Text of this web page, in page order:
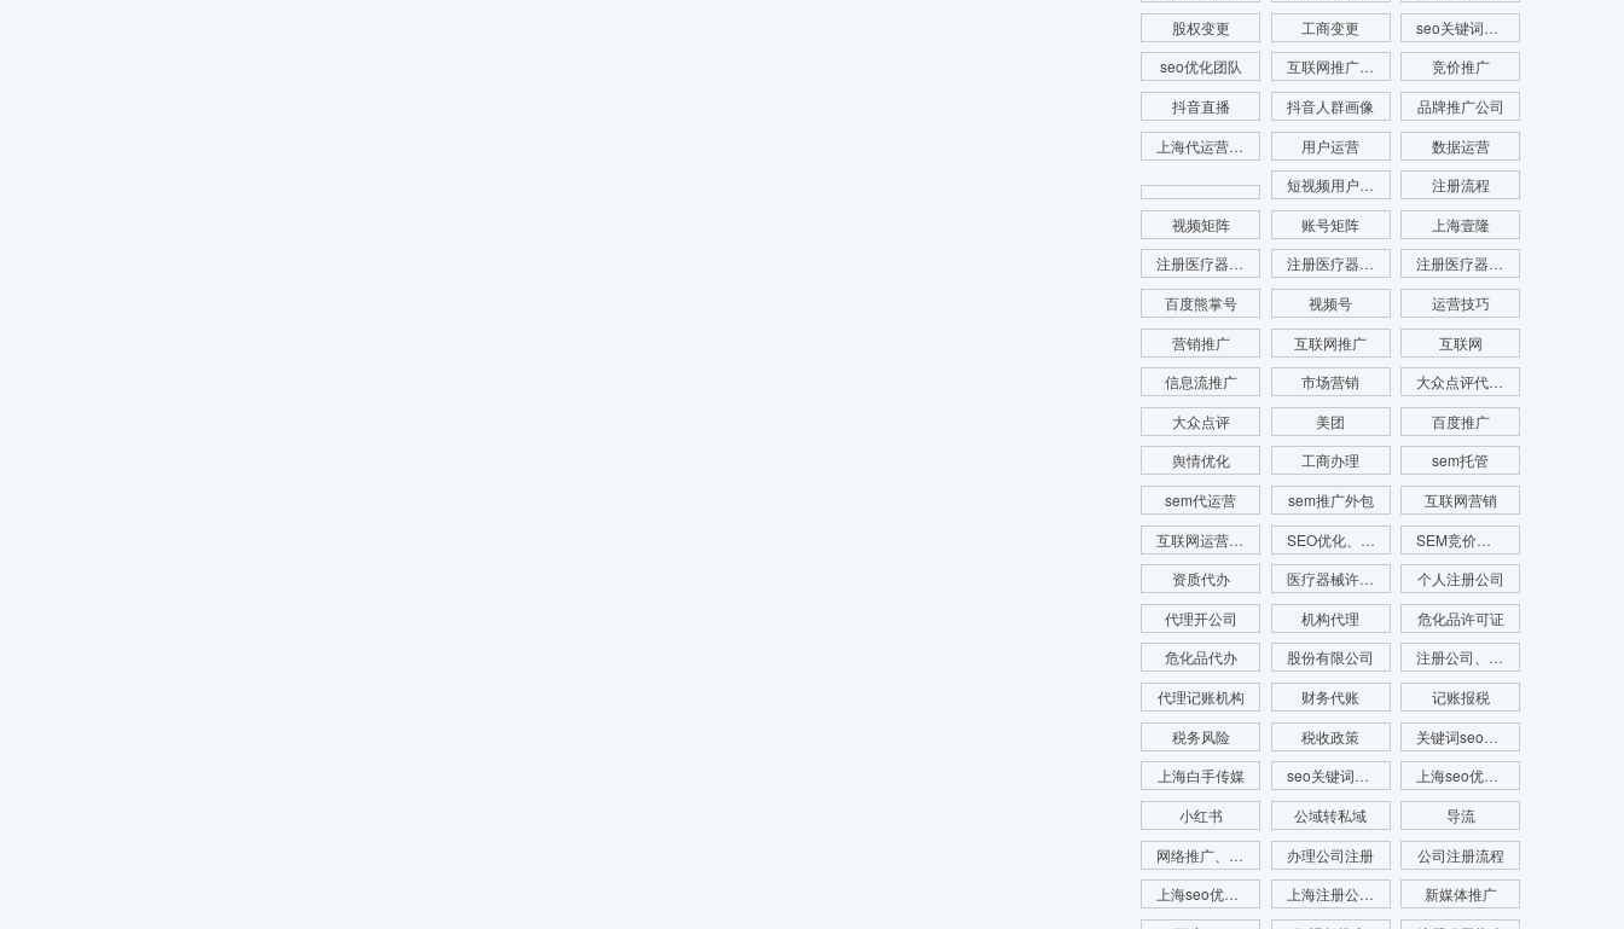
股权变更
工商变更
seo关键词优化
seo优化团队
互联网推广公司
竞价推广
抖音直播
抖音人群画像
品牌推广公司
上海代运营公司
用户运营
数据运营
短视频用户画像
注册流程
视频矩阵
账号矩阵
上海壹隆
注册医疗器械公司
注册医疗器械公司代办
注册医疗器械公司电话
百度熊掌号
视频号
运营技巧
营销推广
互联网推广
互联网
信息流推广
市场营销
大众点评代运营
大众点评
美团
百度推广
舆情优化
工商办理
sem托管
sem代运营
sem推广外包
互联网营销
互联网运营推广
SEO优化、SEO网站排名、网站排名
SEM竞价、SEM竞价排名、网站排名
资质代办
医疗器械许可证代办
个人注册公司
代理开公司
机构代理
危化品许可证
危化品代办
股份有限公司
注册公司、代理记账、注册财税公司、财务服务
代理记账机构
财务代账
记账报税
税务风险
税收政策
关键词seo优化
上海白手传媒
seo关键词优化费用
上海seo优化公司
小红书
公域转私域
导流
网络推广、seo优化、新媒体运营、舆情管理、舆情系统监测、app开发、官网搭建
办理公司注册
公司注册流程
上海seo优化公司代运营公司
上海注册公司流程
新媒体推广